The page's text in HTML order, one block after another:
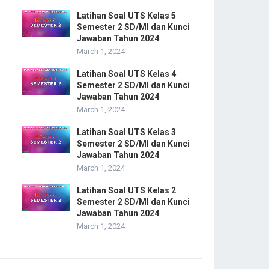
Latihan Soal UTS Kelas 5
Semester 2 SD/MI dan Kunci
Jawaban Tahun 2024
March 1, 2024
Latihan Soal UTS Kelas 4
Semester 2 SD/MI dan Kunci
Jawaban Tahun 2024
March 1, 2024
Latihan Soal UTS Kelas 3
Semester 2 SD/MI dan Kunci
Jawaban Tahun 2024
March 1, 2024
Latihan Soal UTS Kelas 2
Semester 2 SD/MI dan Kunci
Jawaban Tahun 2024
March 1, 2024